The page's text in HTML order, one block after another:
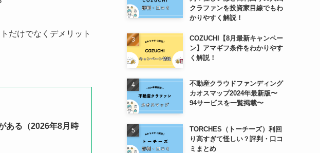
だけでなくデメリット
ある（2026年8月時
クラファンを投資家目線でもわ
かりやすく解説！
COZUCHI【8月最新キャンペー
ン】アマギフ条件をわかりやす
く解説！
不動産クラウドファンディング
カオスマップ2024年最新版〜
94サービスを一覧掲載〜
TORCHES（トーチーズ）利回
り高すぎて怪しい？評判・口コ
ミまとめ